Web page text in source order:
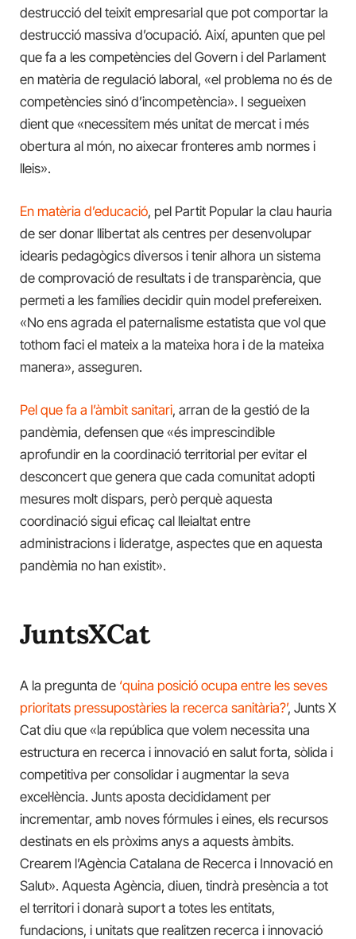
destrucció del teixit empresarial que pot comportar la
destrucció massiva d’ocupació. Així, apunten que pel
que fa a les competències del Govern i del Parlament
en matèria de regulació laboral, «el problema no és de
competències sinó d’incompetència». I segueixen
dient que «necessitem més unitat de mercat i més
obertura al món, no aixecar fronteres amb normes i
lleis».
En matèria d’educació, pel Partit Popular la clau hauria
de ser donar llibertat als centres per desenvolupar
idearis pedagògics diversos i tenir alhora un sistema
de comprovació de resultats i de transparència, que
permeti a les famílies decidir quin model prefereixen.
«No ens agrada el paternalisme estatista que vol que
tothom faci el mateix a la mateixa hora i de la mateixa
manera», asseguren.
Pel que fa a l’àmbit sanitari, arran de la gestió de la
pandèmia, defensen que «és imprescindible
aprofundir en la coordinació territorial per evitar el
desconcert que genera que cada comunitat adopti
mesures molt dispars, però perquè aquesta
coordinació sigui eficaç cal lleialtat entre
administracions i lideratge, aspectes que en aquesta
pandèmia no han existit».
JuntsXCat
A la pregunta de ‘quina posició ocupa entre les seves
prioritats pressupostàries la recerca sanitària?’, Junts X
Cat diu que «la república que volem necessita una
estructura en recerca i innovació en salut forta, sòlida i
competitiva per consolidar i augmentar la seva
excel·lència. Junts aposta decididament per
incrementar, amb noves fórmules i eines, els recursos
destinats en els pròxims anys a aquests àmbits.
Crearem l’Agència Catalana de Recerca i Innovació en
Salut». Aquesta Agència, diuen, tindrà presència a tot
el territori i donarà suport a totes les entitats,
fundacions, i unitats que realitzen recerca i innovació